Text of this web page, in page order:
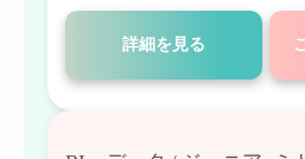
詳細を見る